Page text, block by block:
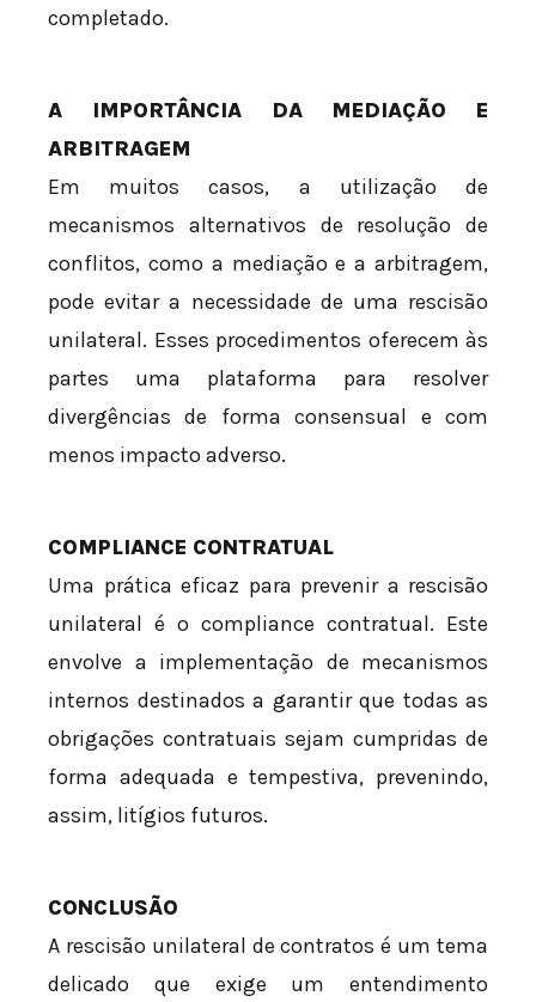
completado.
A IMPORTÂNCIA DA MEDIAÇÃO E
ARBITRAGEM
Em muitos casos, a utilização de
mecanismos alternativos de resolução de
conflitos, como a mediação e a arbitragem,
pode evitar a necessidade de uma rescisão
unilateral. Esses procedimentos oferecem às
partes uma plataforma para resolver
divergências de forma consensual e com
menos impacto adverso.
COMPLIANCE CONTRATUAL
Uma prática eficaz para prevenir a rescisão
unilateral é o compliance contratual. Este
envolve a implementação de mecanismos
internos destinados a garantir que todas as
obrigações contratuais sejam cumpridas de
forma adequada e tempestiva, prevenindo,
assim, litígios futuros.
CONCLUSÃO
A rescisão unilateral de contratos é um tema
delicado que exige um entendimento